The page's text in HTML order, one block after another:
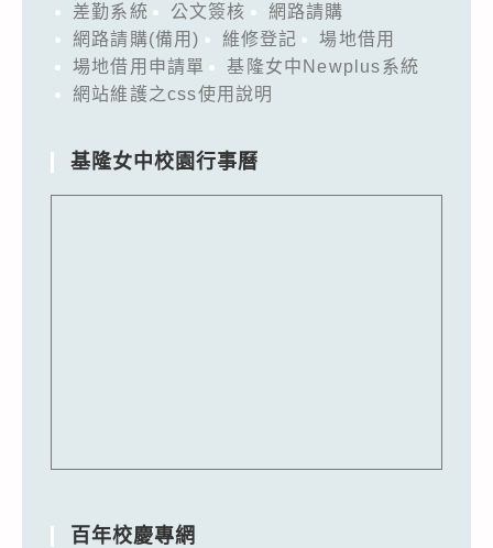
差勤系統 公文簽核
網路請購
網路請購(備用)
維修登記
場地借用
場地借用申請單
基隆女中Newplus系統
網站維護之css使用說明
基隆女中校園行事曆
百年校慶專網